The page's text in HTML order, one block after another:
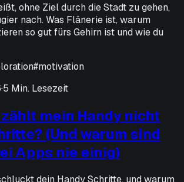
ohne Ziel durch die Stadt zu gehen,
nach. Was Flânerie ist, warum
so gut fürs Gehirn ist und wie du
#motivation
·5 Min. Lesezeit
mein Handy nicht
(Und warum sind
Apps nie einig)
dein Handy Schritte, und warum